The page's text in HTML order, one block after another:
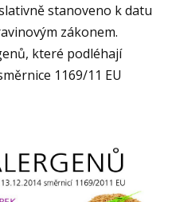
stanoveno k datu
zákonem.
které podléhají
1169/11 EU